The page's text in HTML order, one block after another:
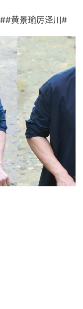
黄景瑜厉泽川#